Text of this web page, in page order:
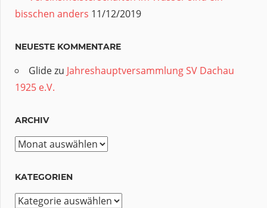
bisschen anders 11/12/2019
NEUESTE KOMMENTARE
Glidezu Jahreshauptversammlung SV Dachau
1925 e.V.
ARCHIV
Archiv
KATEGORIEN
Kategorien